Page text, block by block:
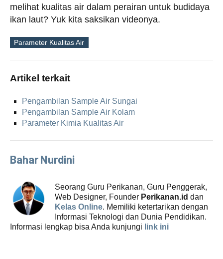
melihat kualitas air dalam perairan untuk budidaya
ikan laut? Yuk kita saksikan videonya.
Tags
Parameter Kualitas Air
Artikel terkait
Pengambilan Sample Air Sungai
Pengambilan Sample Air Kolam
Parameter Kimia Kualitas Air
Bahar Nurdini
Seorang Guru Perikanan, Guru Penggerak,
Web Designer, Founder Perikanan.id dan
Kelas Online. Memiliki ketertarikan dengan
Informasi Teknologi dan Dunia Pendidikan.
Informasi lengkap bisa Anda kunjungi link ini